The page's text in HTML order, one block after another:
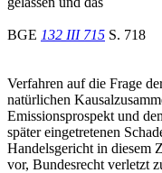
BGE 132 III 715 S. 718
Verfahren auf die Frage
natürlichen
Emissionsprospekt und
später eingetretenen
Handelsgericht in diesem
vor, Bundesrecht verletzt